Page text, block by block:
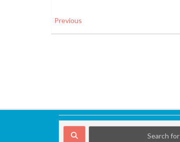
Previous